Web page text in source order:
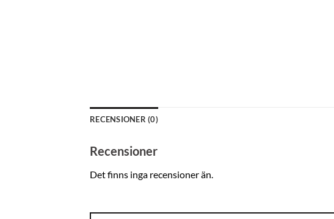
RECENSIONER (0)
Recensioner
Det finns inga recensioner än.